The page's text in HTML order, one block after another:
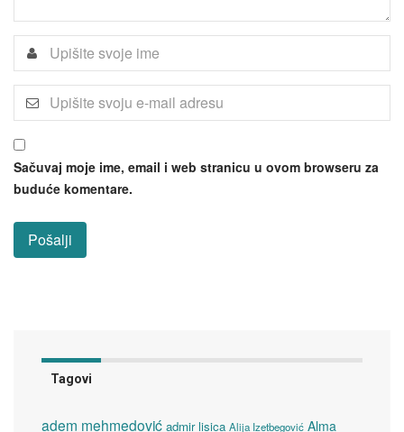
Sačuvaj moje ime, email i web stranicu u ovom browseru za
buduće komentare.
Tagovi
adem mehmedović admir lisica Alija Izetbegović Alma